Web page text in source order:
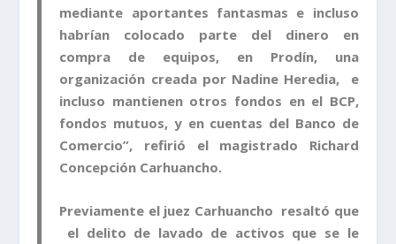
mediante aportantes fantasmas e incluso
habrían colocado parte del dinero en
compra de equipos, en Prodín, una
organización creada por Nadine Heredia, e
incluso mantienen otros fondos en el BCP,
fondos mutuos, y en cuentas del Banco de
Comercio”, refirió el magistrado Richard
Concepción Carhuancho.
Previamente el juez Carhuancho resaltó que
el delito de lavado de activos que se le